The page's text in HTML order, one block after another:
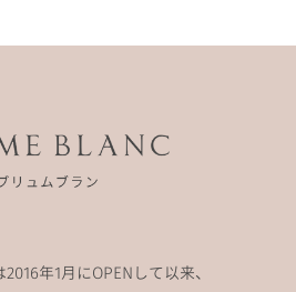
年1月にOPENして以来、